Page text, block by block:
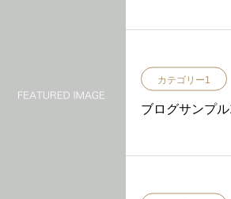
カテゴリー1
ブログサンプル